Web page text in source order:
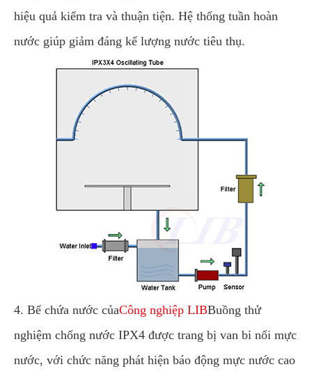
hiệu quả kiểm tra và thuận tiện. Hệ thống tuần hoàn
nước giúp giảm đáng kể lượng nước tiêu thụ.
4. Bể chứa nước củaCông nghiệp LIBBuồng thử
nghiệm chống nước IPX4 được trang bị van bi nổi mực
nước, với chức năng phát hiện báo động mực nước cao